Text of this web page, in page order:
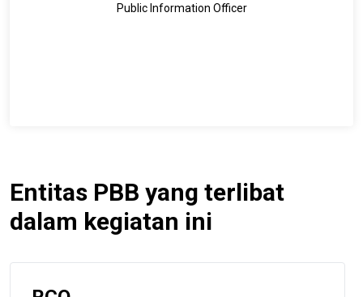
Public Information Officer
Entitas PBB yang terlibat
dalam kegiatan ini